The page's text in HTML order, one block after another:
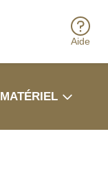
Aide
MATÉRIEL